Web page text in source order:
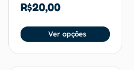
R$20,00
Ver opções